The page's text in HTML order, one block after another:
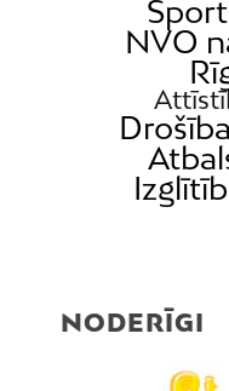
NVO
Drošība
NODERĪGI